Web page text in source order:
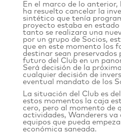
En el marco de lo
ha resuelto cancelar la
sintético que tenía
proyecto estaba en estado
tanto se realizara una
por un grupo de Socios,
que en este momento los
destinar sean preservados
futuro del Club en un
Será decisión de la
cualquier decisión de
eventual mandato de los
La situación del Club es
estos momentos la caja
cero, pero al momento de
actividades, Wanderers va
equipos que pueda
económica saneada.